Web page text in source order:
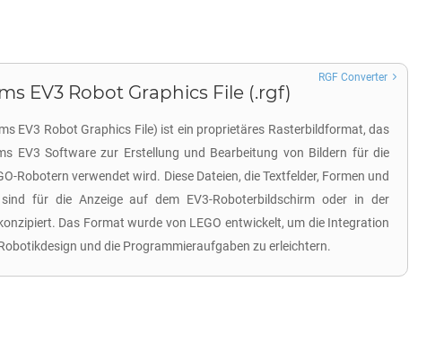
EV3 Robot Graphics File (.rgf)
EV3 Robot Graphics File) ist ein proprietäres Rasterbildformat, das
EV3 Software zur Erstellung und Bearbeitung von Bildern für die
Robotern verwendet wird. Diese Dateien, die Textfelder, Formen und
für die Anzeige auf dem EV3-Roboterbildschirm oder in der
Das Format wurde von LEGO entwickelt, um die Integration
und die Programmieraufgaben zu erleichtern.
RGF Converter